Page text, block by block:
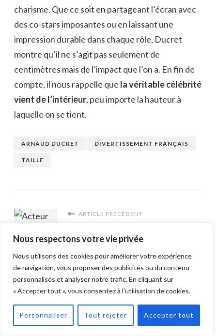
Nous respectons votre vie privée
Nous utilisons des cookies pour améliorer votre expérience
de navigation, vous proposer des publicités ou du contenu
personnalisés et analyser notre trafic. En cliquant sur
« Accepter tout », vous consentez à l'utilisation de cookies.
Personnaliser Tout rejeter Accepter tout
charisme. Que ce soit en partageant l’écran avec
des co-stars imposantes ou en laissant une
impression durable dans chaque rôle, Ducret
montre qu’il ne s’agit pas seulement de
centimètres mais de l’impact que l’on a. En fin de
compte, il nous rappelle que la véritable célébrité
vient de l’intérieur, peu importe la hauteur à
laquelle on se tient.
ARNAUD DUCRET DIVERTISSEMENT FRANÇAIS
TAILLE
ARTICLE PRÉCÉDENT
ARTICLE SUIVANT
Abby et Brittany